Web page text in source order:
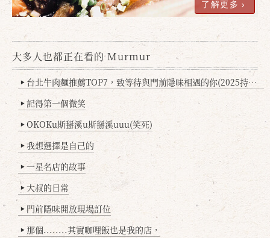
了解更多
大多人也都正在看的 Murmur
▶ 台北牛肉麵推薦TOP7，致等待與門前隱味相遇的你(2025持續更新
▶ 記得第一個微笑
▶ OKOKu斯掰溪u斯掰溪uuu(笑死)
▶ 我想選擇是自己的
▶ 一星名店的故事
▶ 大叔的日常
▶ 門前隱味開放現場訂位
▶ 那個........其實咖哩飯也是我的店，